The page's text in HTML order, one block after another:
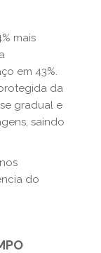
mais
em 43%.
da
gradual e
saindo
do